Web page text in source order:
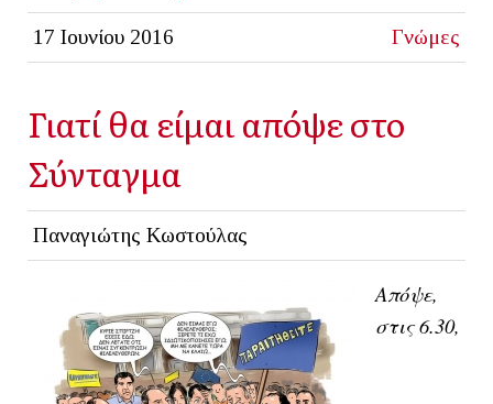
17 Ιουνίου 2016 Γνώμες
Γιατί θα είμαι απόψε στο
Σύνταγμα
Παναγιώτης Κωστούλας
Απόψε,
στις 6.30,